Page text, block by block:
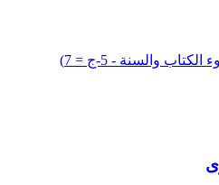
والسنة - 5-ج = 7)